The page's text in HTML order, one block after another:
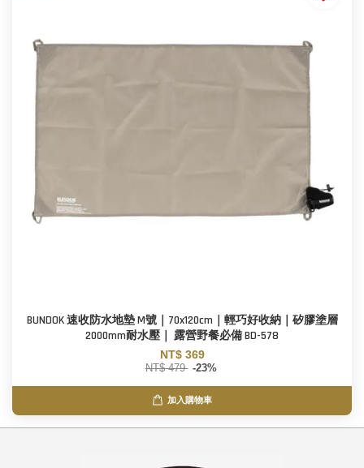
BUNDOK 速收防水地墊 M號｜70x120cm｜輕巧好收納｜矽膠塗層
2000mm耐水壓｜ 露營野餐必備 BD-578
NT$ 369
NT$ 479 -23%
加入購物車